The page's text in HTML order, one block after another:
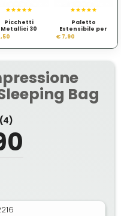
Picchetti
Metallici 30
Paletto
Estensibile per
Tende
€ 7,90
Bag
(4)